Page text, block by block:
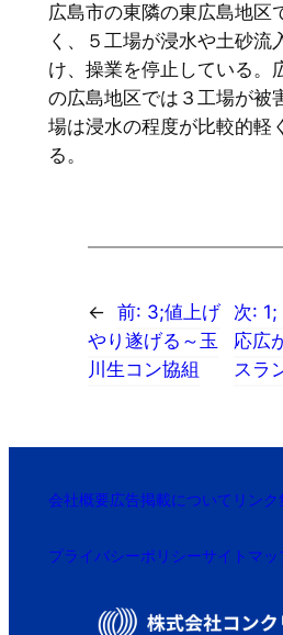
広島市の東隣の東広島地区
く、５工場が浸水や土砂流
け、操業を停止している。
の広島地区では３工場が被
場は浸水の程度が比較的軽
る。
← 前: 3;値上げ
やり遂げる～玉
川生コン協組
次:
応広
スラ
会社概要広告掲載について リンク
プライバシーポリシーサイトマッ